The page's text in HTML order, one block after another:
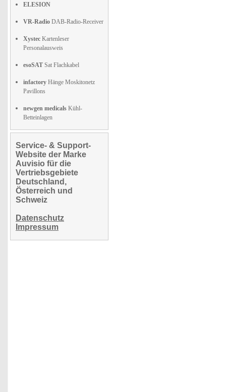
ELESION
VR-Radio DAB-Radio-Receiver
Xystec Kartenleser
Personalausweis
esoSAT Sat Flachkabel
infactory Hänge Moskitonetz
Pavillons
newgen medicals Kühl-
Betteinlagen
Service- & Support-
Website der Marke
Auvisio für die
Vertriebsgebiete
Deutschland,
Österreich und
Schweiz
Datenschutz
Impressum